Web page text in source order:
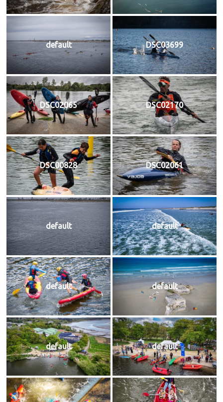
default DSC03699
DSC02065 DSC02170
DSC00828 DSC02061
default default
default default
default default